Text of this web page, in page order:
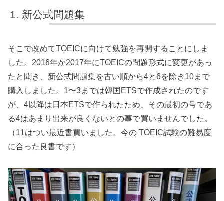
新公式問題集
そこで改めてTOEICに向けて勉強を再開することにしま
した。2016年か2017年にTOEICの問題形式に変更があっ
たと聞き、新公式問題集を古い順から4と6を除き10まで
購入しました。1〜3までは韓国ETSで作成されたのです
が、4以降は日本ETSで作られたため、その最初の号であ
る4はあまり出来が良くないとの事で買いませんでした。
（11はつい最近書買いました。今の TOEIC試験の難易度
に合った良書です）